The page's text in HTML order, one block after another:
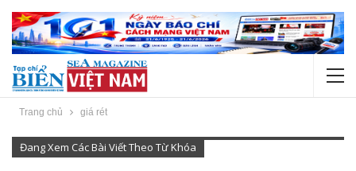
Trang chủ giá rét
Đang Xem Các Bài Viết Theo Từ Khóa